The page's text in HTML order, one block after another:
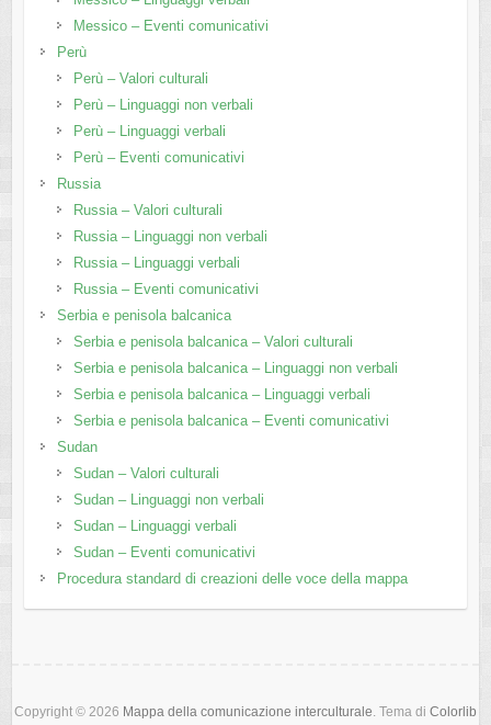
Messico – Eventi comunicativi
Perù
Perù – Valori culturali
Perù – Linguaggi non verbali
Perù – Linguaggi verbali
Perù – Eventi comunicativi
Russia
Russia – Valori culturali
Russia – Linguaggi non verbali
Russia – Linguaggi verbali
Russia – Eventi comunicativi
Serbia e penisola balcanica
Serbia e penisola balcanica – Valori culturali
Serbia e penisola balcanica – Linguaggi non verbali
Serbia e penisola balcanica – Linguaggi verbali
Serbia e penisola balcanica – Eventi comunicativi
Sudan
Sudan – Valori culturali
Sudan – Linguaggi non verbali
Sudan – Linguaggi verbali
Sudan – Eventi comunicativi
Procedura standard di creazioni delle voce della mappa
Copyright © 2026 Mappa della comunicazione interculturale. Tema di Colorlib